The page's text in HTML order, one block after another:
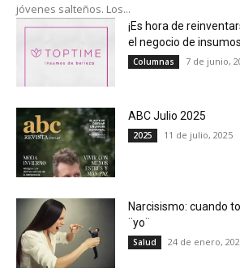
jóvenes salteños. Los...
¡Es hora de
el negocio de
Columnas 7 de junio,
ABC Julio 2025
2025 11 de julio, 2025
Narcisismo: cuando
¨yo¨
Salud 24 de enero,